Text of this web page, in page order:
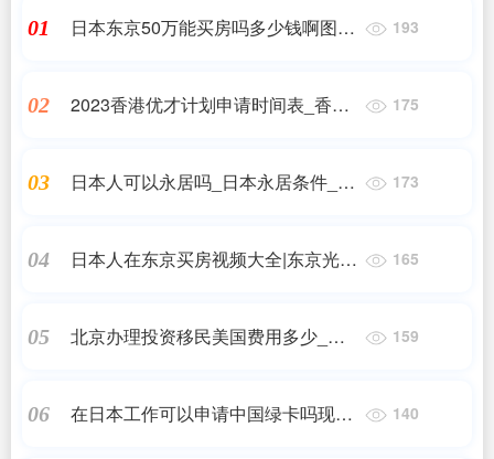
01
日本东京50万能买房吗多少钱啊图片
193
02
2023香港优才计划申请时间表_香港
175
03
日本人可以永居吗_日本永居条件_日
173
04
日本人在东京买房视频大全|东京光丘
165
05
北京办理投资移民美国费用多少_投
159
06
在日本工作可以申请中国绿卡吗现在
140